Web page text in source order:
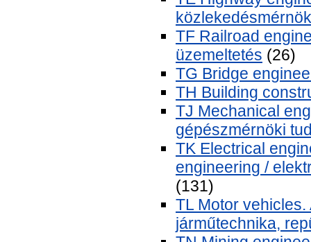
TF Railroad
üzemeltetés (26)
TG Bridge
TH Building
TJ Mechanical
gépészmérnöki
TK Electrical
engineering /
(131)
TL Motor
járműtechnika,